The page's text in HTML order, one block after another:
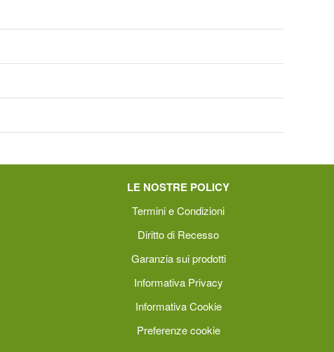
LE NOSTRE POLICY
Termini e Condizioni
Diritto di Recesso
Garanzia sui prodotti
Informativa Privacy
Informativa Cookie
Preferenze cookie